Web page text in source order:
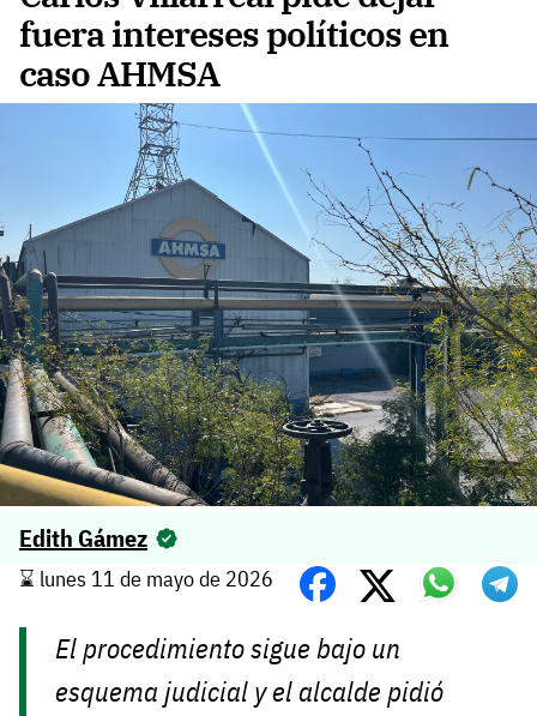
fuera intereses políticos en
caso AHMSA
Edith Gámez
⌛️ lunes 11 de mayo de 2026
El procedimiento sigue bajo un
esquema judicial y el alcalde pidió